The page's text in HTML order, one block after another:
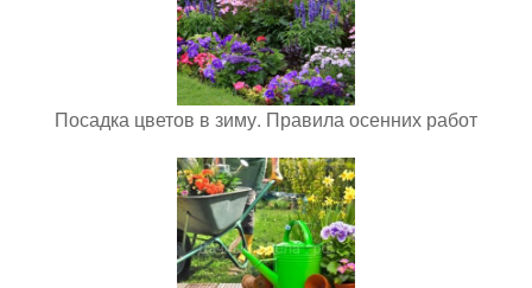
Посадка цветов в зиму. Правила осенних работ